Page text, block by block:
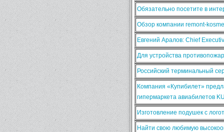
Обязательно посетите в
Обзор компании remont-
Евгений Аралов: Chief
Для устройства
Российский терминальный
Компания «Купибилет»
гипермаркета авиабилетов
Изготовление подушек с
Найти свою любимую